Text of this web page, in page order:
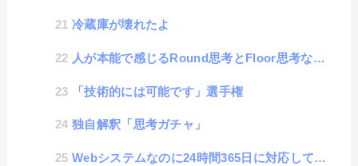
冷蔵庫が壊れたよ
人が本能で感じるRound思考とFloor思考などのナンバートリック効果
「技術的には可能です」選手権
独自解釈「思考ガチャ」
Webシステムなのに24時間365日に対応していないサービスについて考える